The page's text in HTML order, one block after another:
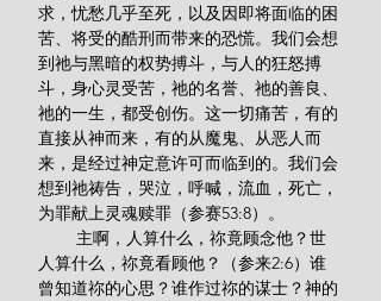
求，忧愁几乎至死，以及因即将面临的困
苦、将受的酷刑而带来的恐慌。我们会想
到祂与黑暗的权势搏斗，与人的狂怒搏
斗，身心灵受苦，祂的名誉、祂的善良、
祂的一生，都受创伤。这一切痛苦，有的
直接从神而来，有的从魔鬼、从恶人而
来，是经过神定意许可而临到的。我们会
想到祂祷告，哭泣，呼喊，流血，死亡，
为罪献上灵魂赎罪（参赛53:8）。
人算什么，祢竟看顾他？（参来2:6）谁
曾知道祢的心思？谁作过祢的谋士？神的